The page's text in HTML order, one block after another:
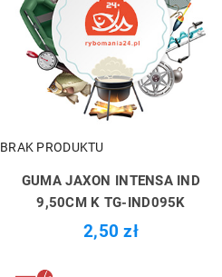
BRAK PRODUKTU
GUMA JAXON INTENSA IND
9,50CM K TG-IND095K
2,50 zł